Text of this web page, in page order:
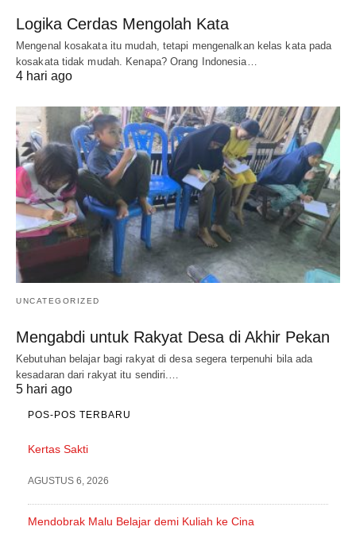
Logika Cerdas Mengolah Kata
Mengenal kosakata itu mudah, tetapi mengenalkan kelas kata pada
kosakata tidak mudah. Kenapa? Orang Indonesia…
4 hari ago
UNCATEGORIZED
Mengabdi untuk Rakyat Desa di Akhir Pekan
Kebutuhan belajar bagi rakyat di desa segera terpenuhi bila ada
kesadaran dari rakyat itu sendiri.…
5 hari ago
POS-POS TERBARU
Kertas Sakti
AGUSTUS 6, 2026
Mendobrak Malu Belajar demi Kuliah ke Cina